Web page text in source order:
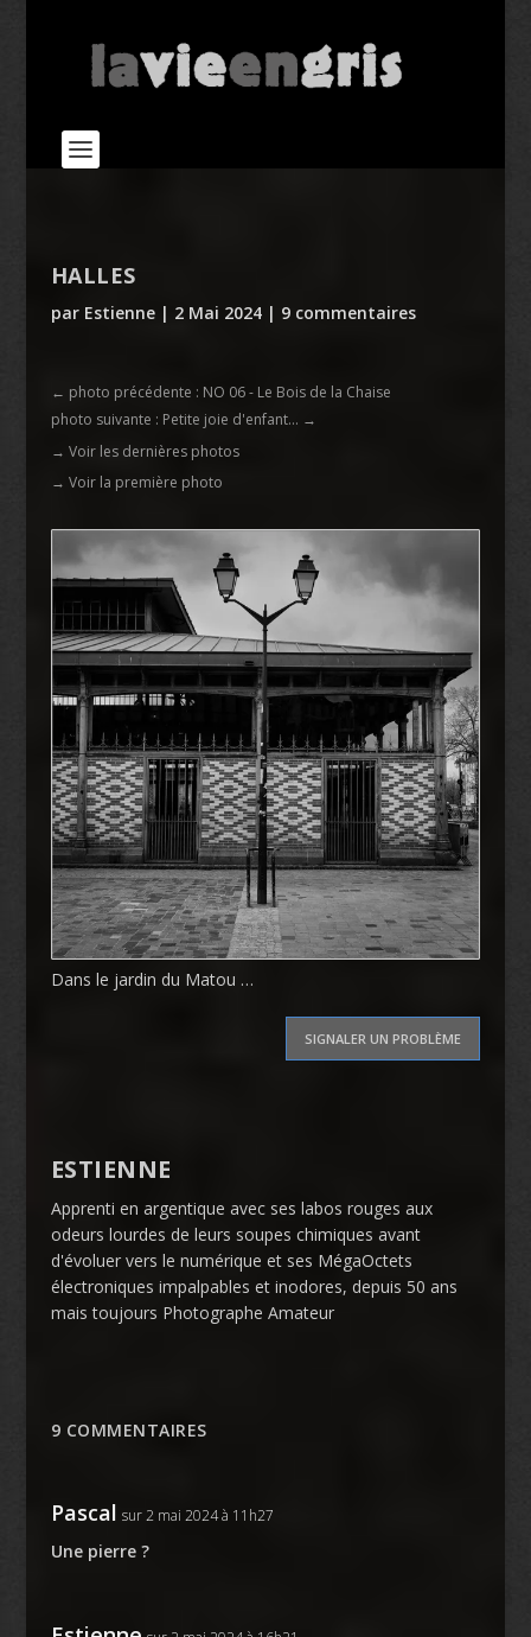
HALLES
par Estienne| 2 Mai 2024| 9 commentaires
← photo précédente : NO 06 - Le Bois de la Chaise
photo suivante : Petite joie d'enfant... →
→ Voir les dernières photos
→ Voir la première photo
Dans le jardin du Matou …
SIGNALER UN PROBLÈME
ESTIENNE
Apprenti en argentique avec ses labos rouges aux
odeurs lourdes de leurs soupes chimiques avant
d'évoluer vers le numérique et ses MégaOctets
électroniques impalpables et inodores, depuis 50 ans
mais toujours Photographe Amateur
9 COMMENTAIRES
Pascal sur 2 mai 2024 à 11h27
Une pierre ?